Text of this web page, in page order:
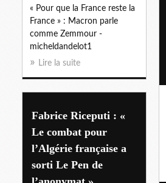
« Pour que la France reste la
France » : Macron parle
comme Zemmour -
micheldandelot1
Lire la suite
Fabrice Riceputi : «
Le combat pour
l’Algérie française a
sorti Le Pen de